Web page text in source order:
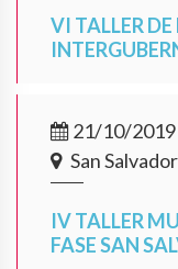
VI TALLER
21/10/
San Salvador
IV TALLER
FASE SAN